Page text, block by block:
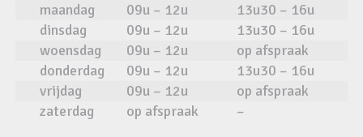
maandag 09u – 12u
13u30 – 16u
dinsdag
09u – 12u
13u30 – 16u
woensdag
09u – 12u
op afspraak
donderdag
09u – 12u
13u30 – 16u
vrijdag
09u – 12u
op afspraak
zaterdag
op afspraak –